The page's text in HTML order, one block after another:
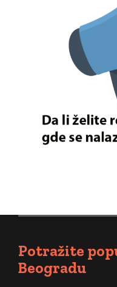
Potražite
Beogradu